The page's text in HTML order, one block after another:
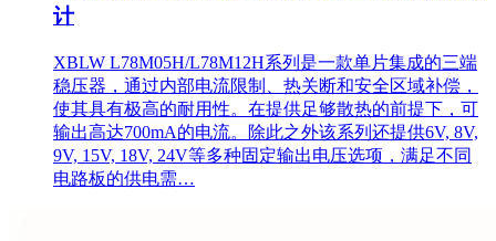
计
XBLW L78M05H/L78M12H系列是一款单片集成的三端
稳压器，通过内部电流限制、热关断和安全区域补偿，
使其具有极高的耐用性。在提供足够散热的前提下，可
输出高达700mA的电流。除此之外该系列还提供6V, 8V,
9V, 15V, 18V, 24V等多种固定输出电压选项，满足不同
电路板的供电需…